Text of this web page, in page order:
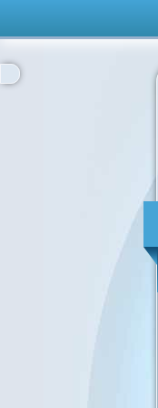
السيسي يؤكد استعداد